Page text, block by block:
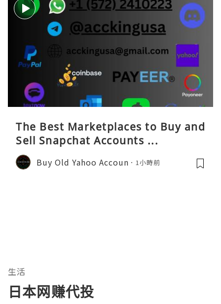
The Best Marketplaces to Buy and
Sell Snapchat Accounts ...
Buy Old Yahoo Accoun 1小時前
生活
日本网赚代投